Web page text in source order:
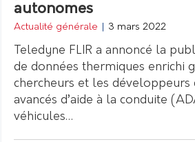
autonomes
Actualité générale 3 mars 2022
Teledyne FLIR a annoncé la
de données thermiques enrichi
chercheurs et les développeurs
avancés d’aide à la conduite
véhicules…